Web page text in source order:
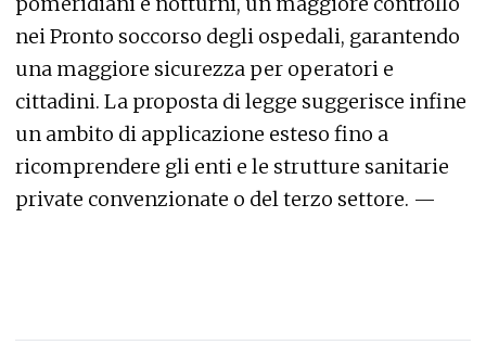
nei Pronto soccorso degli ospedali, garantendo
una maggiore sicurezza per operatori e
cittadini. La proposta di legge suggerisce infine
un ambito di applicazione esteso fino a
ricomprendere gli enti e le strutture sanitarie
private convenzionate o del terzo settore. —